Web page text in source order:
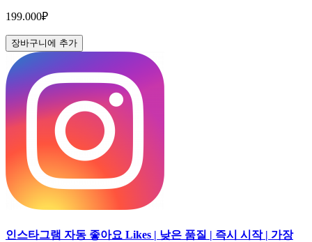
199.000₽
장바구니에 추가
인스타그램 자동 좋아요 Likes | 낮은 품질 | 즉시 시작 | 가장